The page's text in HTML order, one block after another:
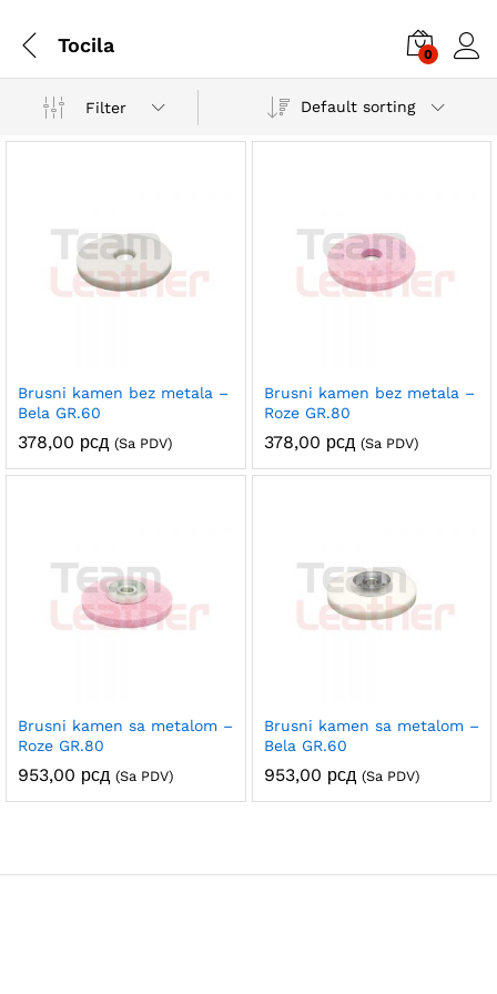
Tocila 0
Filter Default sorting
Brusni kamen bez metala –
Bela GR.60
378,00 рсд (Sa PDV)
Brusni kamen bez metala –
Roze GR.80
378,00 рсд (Sa PDV)
Brusni kamen sa metalom –
Roze GR.80
953,00 рсд (Sa PDV)
Brusni kamen sa metalom –
Bela GR.60
953,00 рсд (Sa PDV)